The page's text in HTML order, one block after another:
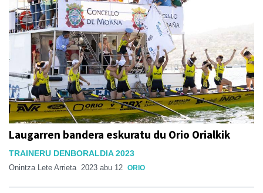
Laugarren bandera eskuratu du Orio Orialkik
TRAINERU DENBORALDIA 2023
Onintza Lete Arrieta 2023 abu 12 ORIO